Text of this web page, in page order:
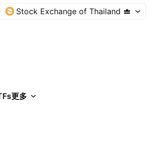
Stock Exchange of Thailand
更多